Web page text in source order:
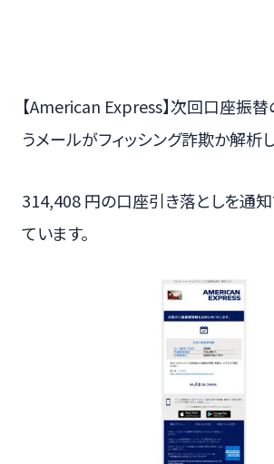
【American Express】次回口座振
うメールがフィッシング詐欺か解析し
314,408 円の口座引き落としを通
ています。